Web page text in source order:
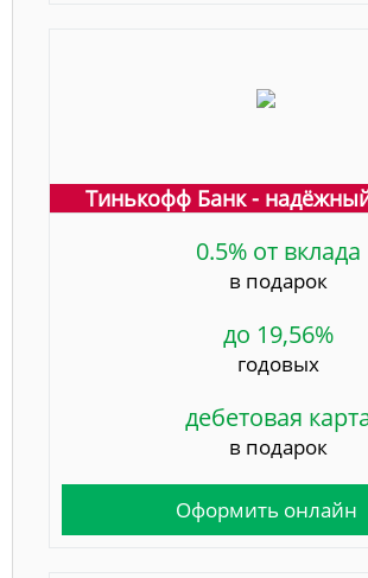
Тинькофф Банк -
0.5% от вклада
в подарок
до 19,56%
годовых
дебетовая
в подарок
Оформить онлайн